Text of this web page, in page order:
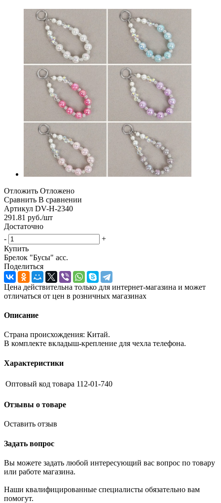
Отложить Отложено
Сравнить В сравнении
Артикул DV-H-2340
291.81 руб./шт
Достаточно
-
+
Купить
Брелок "Бусы" асс.
Поделиться
Цена действительна только для интернет-магазина и может
отличаться от цен в розничных магазинах
Описание
Страна происхождения: Китай.
В комплекте вкладыш-крепление для чехла телефона.
Характеристики
Оптовый код товара 112-01-740
Отзывы о товаре
Оставить отзыв
Задать вопрос
Вы можете задать любой интересующий вас вопрос по товару
или работе магазина.
Наши квалифицированные специалисты обязательно вам
помогут.